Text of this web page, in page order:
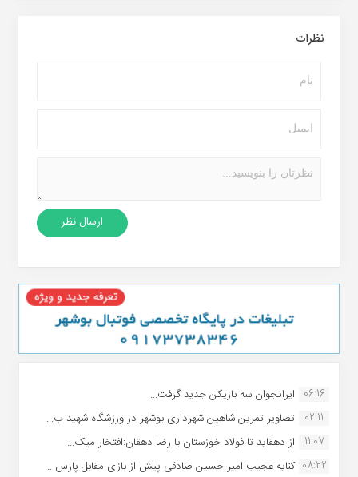
نظرات
06:16 ایرانجوان سه بازیکن جدید گرفت...
02:11
تصاویر تمرین شاهین شهردارى بوشهر در ورزشگاه شهید ب...
11:07
از دهقاید تا فولاد خوزستان با رضا دهقان:افتخار میک...
08:22 کنایه عجیب امیر حسین صادقی پیش از بازی مقابل پارس ...